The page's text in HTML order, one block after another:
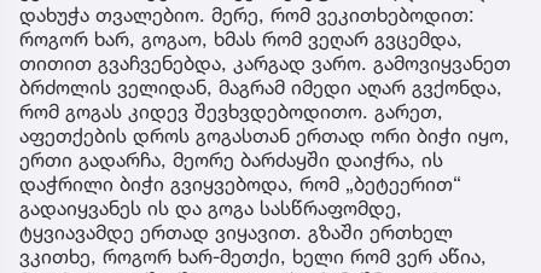
დახუჭა თვალებიო. მერე, რომ ვეკითხებოდით:
როგორ ხარ, გოგაო, ხმას რომ ვეღარ გვცემდა,
თითით გვაჩვენებდა, კარგად ვარო. გამოვიყვანეთ
ბრძოლის ველიდან, მაგრამ იმედი აღარ გვქონდა,
რომ გოგას კიდევ შევხვდებოდითო. გარეთ,
აფეთქების დროს გოგასთან ერთად ორი ბიჭი იყო,
ერთი გადარჩა, მეორე ბარძაყში დაიჭრა, ის
დაჭრილი ბიჭი გვიყვებოდა, რომ „ბეტეერით“
გადაიყვანეს ის და გოგა სასწრაფომდე,
ტყვიავამდე ერთად ვიყავით. გზაში ერთხელ
ვკითხე, როგორ ხარ-მეთქი, ხელი რომ ვერ აწია,